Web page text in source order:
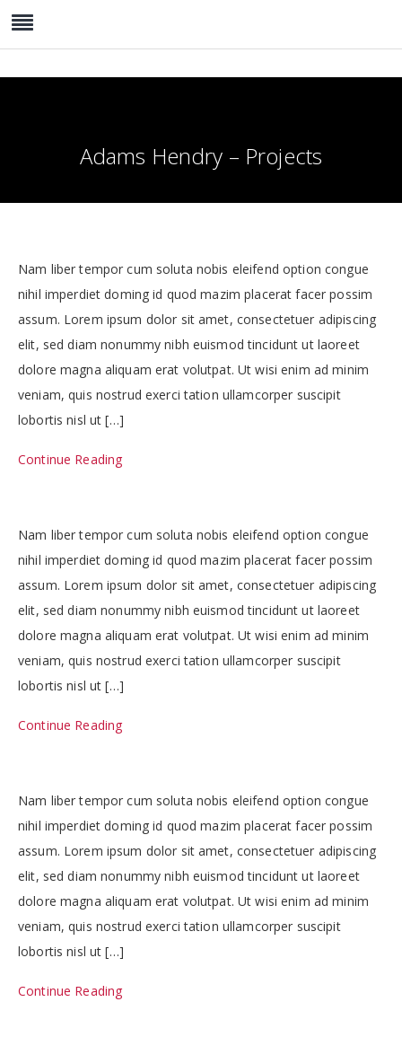
Adams Hendry – Projects
Nam liber tempor cum soluta nobis eleifend option congue
nihil imperdiet doming id quod mazim placerat facer possim
assum. Lorem ipsum dolor sit amet, consectetuer adipiscing
elit, sed diam nonummy nibh euismod tincidunt ut laoreet
dolore magna aliquam erat volutpat. Ut wisi enim ad minim
veniam, quis nostrud exerci tation ullamcorper suscipit
lobortis nisl ut […]
Continue Reading
Nam liber tempor cum soluta nobis eleifend option congue
nihil imperdiet doming id quod mazim placerat facer possim
assum. Lorem ipsum dolor sit amet, consectetuer adipiscing
elit, sed diam nonummy nibh euismod tincidunt ut laoreet
dolore magna aliquam erat volutpat. Ut wisi enim ad minim
veniam, quis nostrud exerci tation ullamcorper suscipit
lobortis nisl ut […]
Continue Reading
Nam liber tempor cum soluta nobis eleifend option congue
nihil imperdiet doming id quod mazim placerat facer possim
assum. Lorem ipsum dolor sit amet, consectetuer adipiscing
elit, sed diam nonummy nibh euismod tincidunt ut laoreet
dolore magna aliquam erat volutpat. Ut wisi enim ad minim
veniam, quis nostrud exerci tation ullamcorper suscipit
lobortis nisl ut […]
Continue Reading